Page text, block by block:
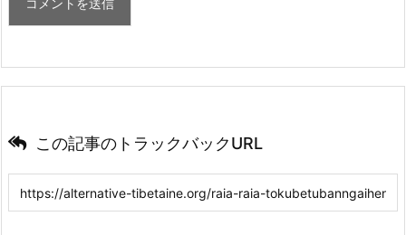
この記事のトラックバックURL